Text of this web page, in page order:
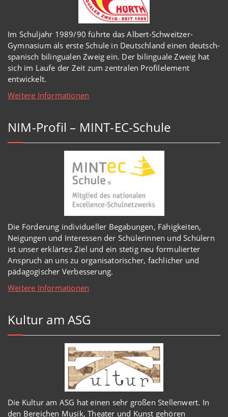
Im Schuljahr 1989/90 führte das Albert-Schweitzer-
Gymnasium als erste Schule in Deutschland einen deutsch-
spanisch bilingualen Zweig ein. Der bilinguale Zweig hat
sich im Laufe der Zeit zum zentralen Profilelement
entwickelt.
Weitere Informationen
NIM-Profil – MINT-EC-Schule
Die Förderung individueller Begabungen, Fähigkeiten,
Neigungen und Interessen der Schülerinnen und Schülern
ist unser erklärtes Ziel und ein stetig neu formulierter
Anspruch an uns zu organisatorischer, fachlicher und
pädagogischer Verbesserung.
Weitere Informationen
Kultur am ASG
Die Kultur am ASG hat einen sehr großen Stellenwert. In
den Bereichen Musik, Theater und Kunst gehören